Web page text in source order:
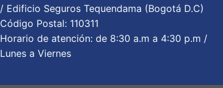
/ Edificio Seguros Tequendama (Bogotá D.C)
Código Postal: 110311
Horario de atención: de 8:30 a.m a 4:30 p.m /
Lunes a Viernes